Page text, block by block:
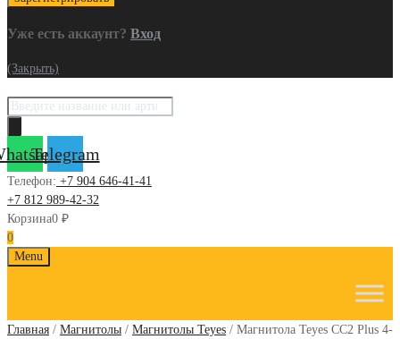
Уже есть аккаунт? Вход
(Закрыть)
Поиск
Telegram
Телефон: +7 904 646-41-41
+7 812 989-42-32
Корзина0 ₽
0
Skip
Menu
Главная / Магнитолы / Магнитолы Teyes / Магнитола Teyes CC2 Plus 4-